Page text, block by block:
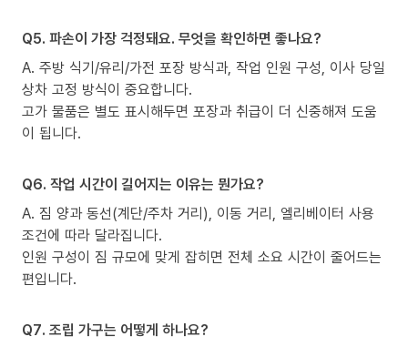
Q5. 파손이 가장 걱정돼요. 무엇을 확인하면 좋나요?
A. 주방 식기/유리/가전 포장 방식과, 작업 인원 구성, 이사 당일
상차 고정 방식이 중요합니다.
고가 물품은 별도 표시해두면 포장과 취급이 더 신중해져 도움
이 됩니다.
Q6. 작업 시간이 길어지는 이유는 뭔가요?
A. 짐 양과 동선(계단/주차 거리), 이동 거리, 엘리베이터 사용
조건에 따라 달라집니다.
인원 구성이 짐 규모에 맞게 잡히면 전체 소요 시간이 줄어드는
편입니다.
Q7. 조립 가구는 어떻게 하나요?